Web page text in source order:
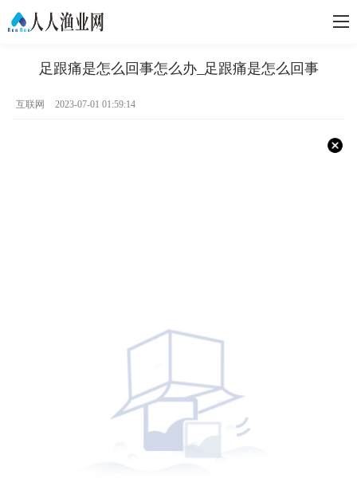
足跟痛是怎么回事怎么办_足跟痛是怎么回事
互联网 2023-07-01 01:59:14